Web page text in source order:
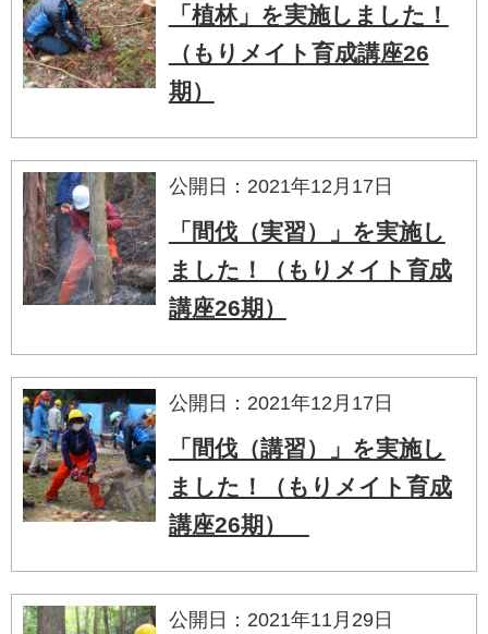
「植林」を実施しました！
（もりメイト育成講座26
期）
公開日：2021年12月17日
「間伐（実習）」を実施し
ました！（もりメイト育成
講座26期）
公開日：2021年12月17日
「間伐（講習）」を実施し
ました！（もりメイト育成
講座26期）
公開日：2021年11月29日